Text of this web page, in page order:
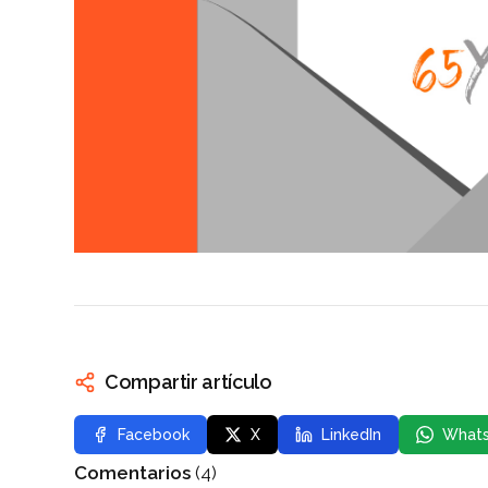
Compartir artículo
Facebook X LinkedIn
Comentarios (4)